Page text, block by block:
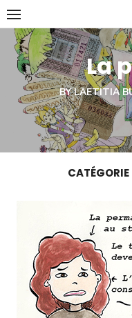
Skip
to
content
La
BY LAETITIA
CATÉGORIE